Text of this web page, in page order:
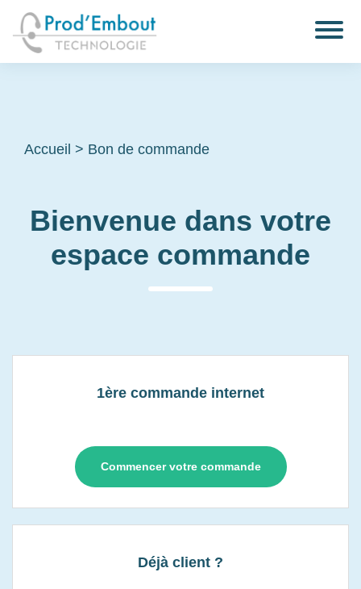
Accueil > Bon de commande
Bienvenue dans votre
espace commande
1ère commande internet
Commencer votre commande
Déjà client ?